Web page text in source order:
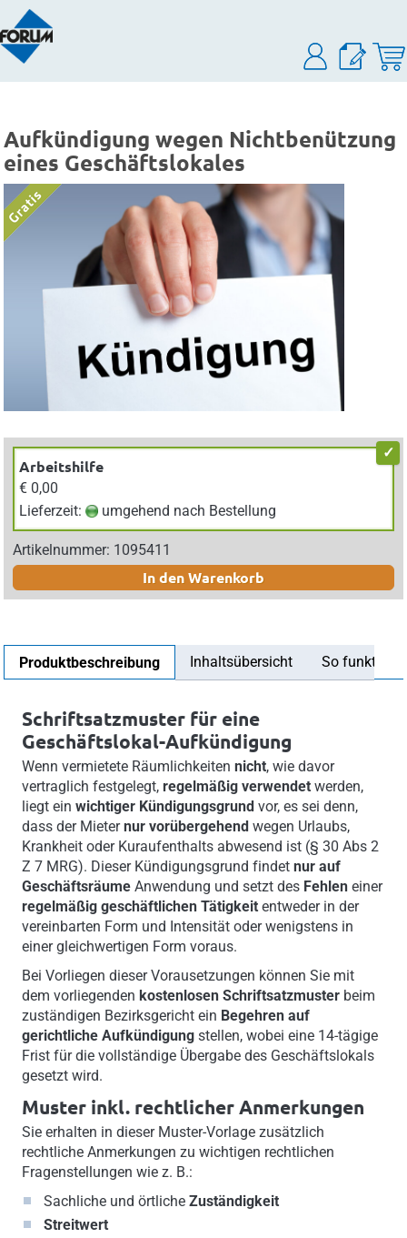
Aufkündigung wegen Nichtbenützung
eines Geschäftslokales
Arbeitshilfe
€ 0,00
Lieferzeit:
umgehend nach Bestellung
Artikelnummer: 1095411
In den Warenkorb
Produktbeschreibung Inhaltsübersicht So
Schriftsatzmuster für eine
Geschäftslokal-Aufkündigung
Wenn vermietete Räumlichkeiten nicht, wie davor
vertraglich festgelegt, regelmäßig verwendetwerden,
liegt ein wichtiger Kündigungsgrundvor, es sei denn,
dass der Mieternur vorübergehendwegen Urlaubs,
Krankheit oder Kuraufenthalts abwesend ist (§ 30 Abs 2
Z 7 MRG). Dieser Kündigungsgrund findet nur auf
GeschäftsräumeAnwendung und setzt des Fehleneiner
regelmäßig geschäftlichen Tätigkeitentweder in der
vereinbarten Form und Intensität oder wenigstens in
einer gleichwertigen Form voraus.
Bei Vorliegen dieser Vorausetzungen können Sie mit
dem vorliegenden kostenlosen Schriftsatzmusterbeim
zuständigen Bezirksgericht ein Begehren auf
gerichtliche Aufkündigungstellen, wobei eine 14-tägige
Frist für die vollständige Übergabe des Geschäftslokals
gesetzt wird.
Muster inkl. rechtlicher Anmerkungen
Sie erhalten in dieser Muster-Vorlage zusätzlich
rechtliche Anmerkungen zu wichtigen rechtlichen
Fragenstellungen wie z. B.:
Sachliche und örtliche Zuständigkeit
Streitwert